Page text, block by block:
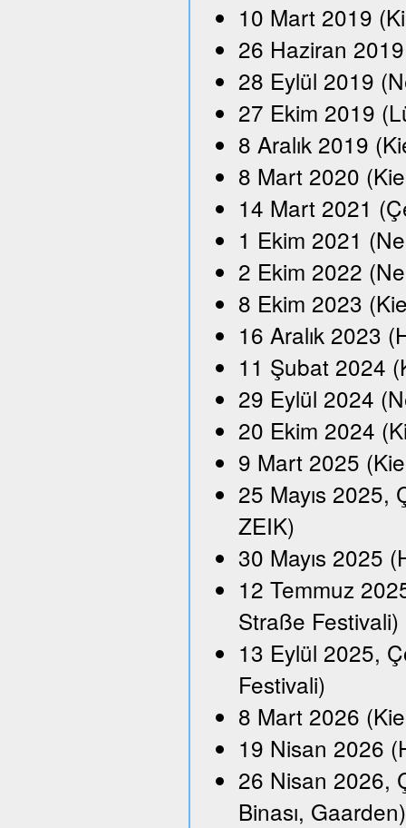
10 Mart 2019
26 Haziran
28 Eylül 2019
27 Ekim 2019
8 Aralık 2019
8 Mart 2020
14 Mart 2021
1 Ekim 2021
2 Ekim 2022
8 Ekim 2023
16 Aralık 2023
11 Şubat 2024
29 Eylül 2024
20 Ekim 2024
9 Mart 2025
25 Mayıs 2025,
ZEIK)
30 Mayıs 2025
12 Temmuz
Straße Festivali)
13 Eylül 2025,
Festivali)
8 Mart 2026
19 Nisan 2026
26 Nisan 2026,
Binası, Gaarden)